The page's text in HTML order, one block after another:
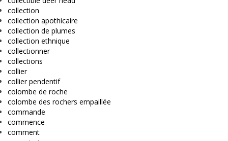
collection
collection apothicaire
collection de plumes
collection ethnique
collectionner
collections
collier
collier pendentif
colombe de roche
colombe des rochers empaillée
commande
commence
comment